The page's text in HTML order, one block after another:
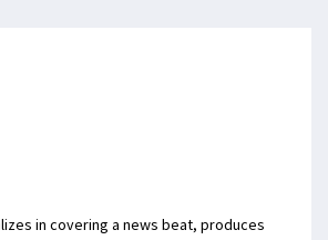
in covering a news beat, produces